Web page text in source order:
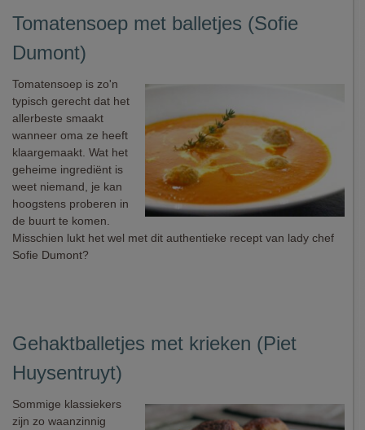
Tomatensoep met balletjes (Sofie
Dumont)
Tomatensoep is zo'n
typisch gerecht dat het
allerbeste smaakt
wanneer oma ze heeft
klaargemaakt. Wat het
geheime ingrediënt is
weet niemand, je kan
hoogstens proberen in
de buurt te komen.
Misschien lukt het wel met dit authentieke recept van lady chef
Sofie Dumont?
Gehaktballetjes met krieken (Piet
Huysentruyt)
Sommige klassiekers
zijn zo waanzinnig